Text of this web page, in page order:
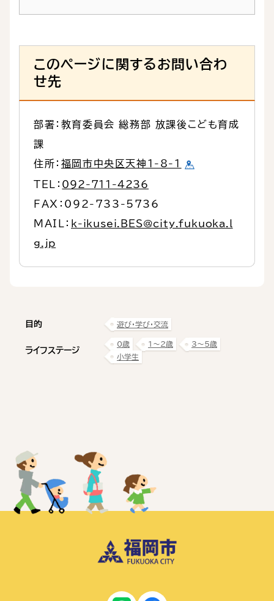
このページに関するお問い合わ
せ先
部署：教育委員会 総務部 放課後こども育成
課
住所： 福岡市中央区天神1-8-1
TEL： 092-711-4236
FAX：092-733-5736
MAIL： k-ikusei.BES@city.fukuoka.l
g.jp
目的 遊び・学び・交流
ライフステージ
0歳 1〜2歳
3〜5歳
小学生